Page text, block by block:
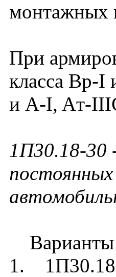
монтажных
При
класса Вр-I
и А-I, Aт-
1П30.18-30
Варианты
1.